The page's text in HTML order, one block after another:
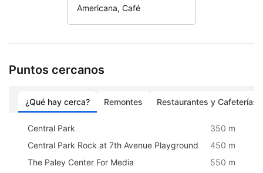
Gimnasio abierto las 24 horas
Resguardo de equipaje
Salida exprés
Sala
Personal multilingüe
Americana, Café
Puntos cercanos
¿Qué hay cerca? Remontes Restaurantes y Cafeterías
Central Park
350 m
Central Park Rock at 7th Avenue Playground
450 m
The Paley Center For Media
550 m